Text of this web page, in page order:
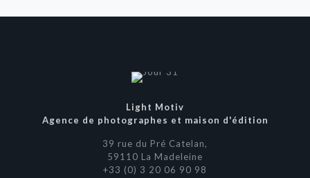
Light Motiv
Agence de photographes et maison d'édition
39 rue du Pré Catelan,
59110 La Madeleine
+33 (0) 3 20 06 90 98